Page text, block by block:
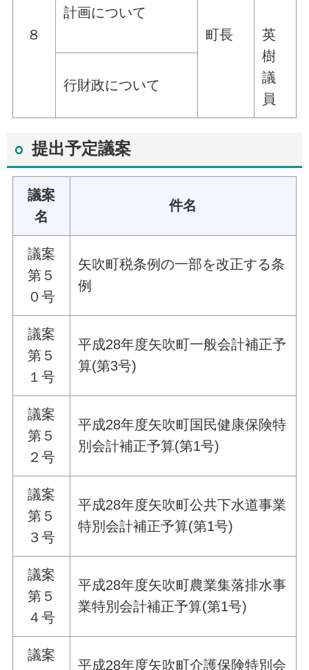
８
計画について
町長
英
樹
議
員
行財政について
提出予定議案
議案
名
件名
議案
第５
０号
矢吹町税条例の一部を改正する条
例
議案
第５
１号
平成28年度矢吹町一般会計補正予
算(第3号)
議案
第５
２号
平成28年度矢吹町国民健康保険特
別会計補正予算(第1号)
議案
第５
３号
平成28年度矢吹町公共下水道事業
特別会計補正予算(第1号)
議案
第５
４号
平成28年度矢吹町農業集落排水事
業特別会計補正予算(第1号)
議案
平成28年度矢吹町介護保険特別会